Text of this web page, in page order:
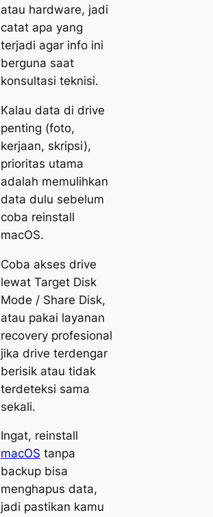
atau hardware, jadi
catat apa yang
terjadi agar info ini
berguna saat
konsultasi teknisi.
Kalau data di drive
penting (foto,
kerjaan, skripsi),
prioritas utama
adalah memulihkan
data dulu sebelum
coba reinstall
macOS.
Coba akses drive
lewat Target Disk
Mode / Share Disk,
atau pakai layanan
recovery profesional
jika drive terdengar
berisik atau tidak
terdeteksi sama
sekali.
Ingat, reinstall
macOS tanpa
backup bisa
menghapus data,
jadi pastikan kamu